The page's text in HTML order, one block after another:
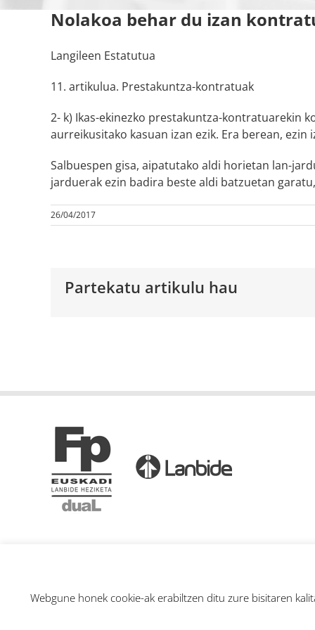
Nolakoa behar du izan
Langileen Estatutua
11. artikulua. Prestakuntza-kontratuak
2- k) Ikas-ekinezko prestakuntza-kontratuarekin
aurreikusitako kasuan izan ezik. Era berean, ezin
Salbuespen gisa, aipatutako aldi horietan lan-
jarduerak ezin badira beste aldi batzuetan
26/04/2017
Partekatu artikulu hau
Webgune honek cookie-ak erabiltzen ditu zure bisitaren